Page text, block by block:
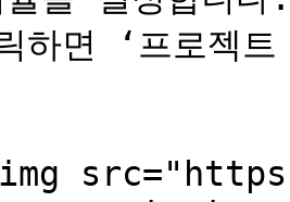
하면 ‘프로젝